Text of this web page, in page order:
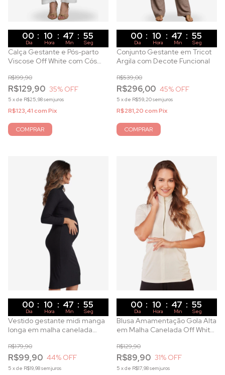
00 : 10 : 47 : 53
Dia Hora Min Seg
Calça Gestante e Pós-parto
Viscose Off White com Cós
R$129,90
R$199,90
35% OFF
5 xde R$25,98sem juros
R$123,41comPix
COMPRAR
00 : 10 : 47 : 53
Dia Hora Min Seg
Conjunto Gestante em Tricot
Argila com Decote Funcional
R$296,00
R$539,00
45% OFF
5 xde R$59,20sem juros
R$281,20comPix
COMPRAR
00 : 10 : 47 : 53
Dia Hora Min Seg
Vestido gestante midi manga
longa em malha canelada
R$99,90
R$179,90
44% OFF
5 xde R$19,98sem juros
00 : 10 : 47 : 53
Dia Hora Min Seg
Blusa Amamentação Gola Alta
em Malha Canelada Off White
R$89,90
R$129,90
31% OFF
5 xde R$17,98sem juros